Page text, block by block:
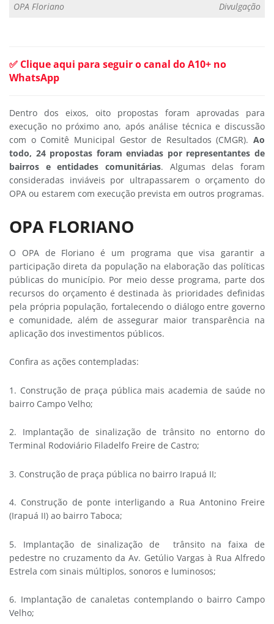
OPA Floriano Divulgação
✅ Clique aqui para seguir o canal do A10+ no
WhatsApp
Dentro dos eixos, oito propostas foram aprovadas para
execução no próximo ano, após análise técnica e discussão
com o Comitê Municipal Gestor de Resultados (CMGR). Ao
todo, 24 propostas foram enviadas por representantes de
bairros e entidades comunitárias. Algumas delas foram
consideradas inviáveis por ultrapassarem o orçamento do
OPA ou estarem com execução prevista em outros programas.
OPA FLORIANO
O OPA de Floriano é um programa que visa garantir a
participação direta da população na elaboração das políticas
públicas do município. Por meio desse programa, parte dos
recursos do orçamento é destinada às prioridades definidas
pela própria população, fortalecendo o diálogo entre governo
e comunidade, além de assegurar maior transparência na
aplicação dos investimentos públicos.
Confira as ações contempladas:
1. Construção de praça pública mais academia de saúde no
bairro Campo Velho;
2. Implantação de sinalização de trânsito no entorno do
Terminal Rodoviário Filadelfo Freire de Castro;
3. Construção de praça pública no bairro Irapuá II;
4. Construção de ponte interligando a Rua Antonino Freire
(Irapuá II) ao bairro Taboca;
5. Implantação de sinalização de trânsito na faixa de
pedestre no cruzamento da Av. Getúlio Vargas à Rua Alfredo
Estrela com sinais múltiplos, sonoros e luminosos;
6. Implantação de canaletas contemplando o bairro Campo
Velho;